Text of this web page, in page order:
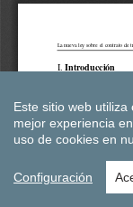
Este sitio web
mejor experiencia
uso de cookies en
Configuración